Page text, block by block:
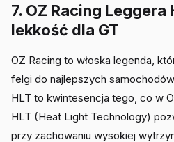
7. OZ Racing Leggera
lekkość dla GT
OZ Racing to włoska legenda,
felgi do najlepszych
HLT to kwintesencja tego, co w
HLT (Heat Light Technology)
przy zachowaniu wysokiej